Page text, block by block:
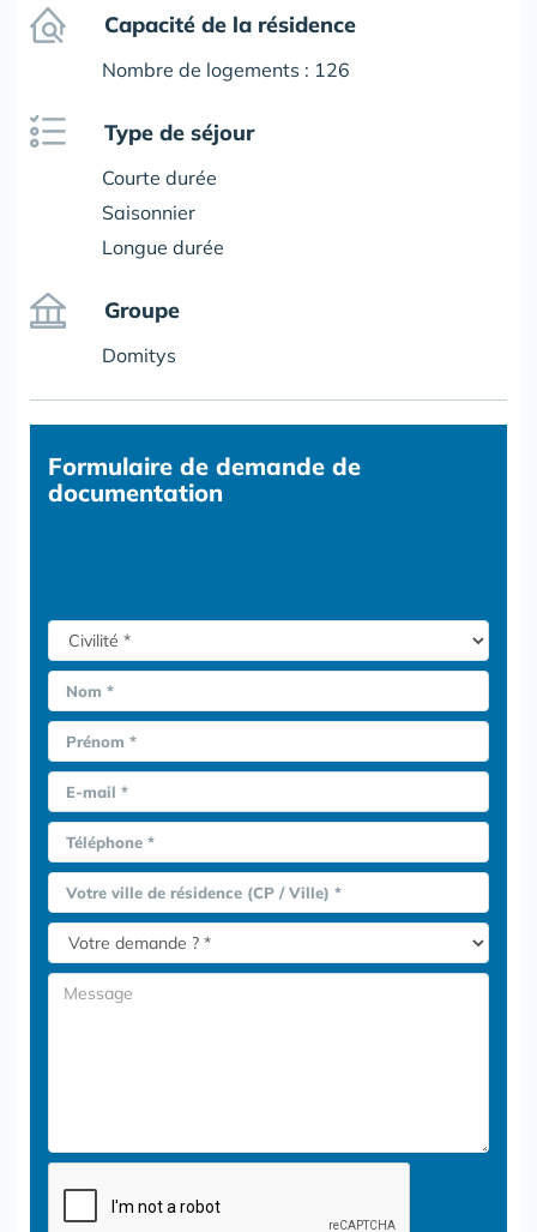
Capacité de la résidence
Nombre de logements : 126
Type de séjour
Courte durée
Saisonnier
Longue durée
Groupe
Domitys
Formulaire de demande de
documentation
Nom *
Prénom *
E-mail *
Téléphone *
Votre ville de résidence (CP / Ville) *